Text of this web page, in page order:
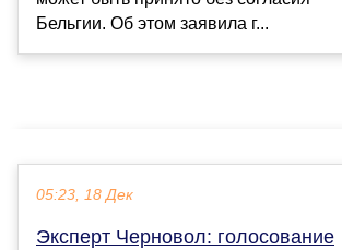
Бельгии. Об этом заявила г...
05:23, 18 Дек
Эксперт Черновол: голосование